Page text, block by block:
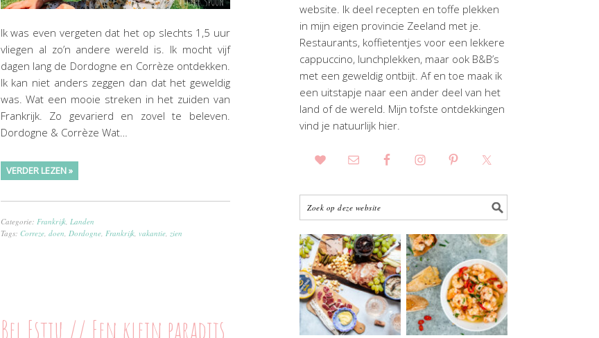
Ik was even vergeten dat het op slechts 1,5 uur
vliegen al zo’n andere wereld is. Ik mocht vijf
dagen lang de Dordogne en Corrèze ontdekken.
Ik kan niet anders zeggen dan dat het geweldig
was. Wat een mooie streken in het zuiden van
Frankrijk. Zo gevarierd en zovel te beleven.
Dordogne & Corrèze Wat…
VERDER LEZEN »
Categorie: Frankrijk, Landen
Tags: Correze, doen Dordogne, Frankrijk, vakantie, zien
Bel Estiu // Een klein paradijs
website. Ik deel recepten en toffe plekken
in mijn eigen provincie Zeeland met je.
Restaurants, koffietentjes voor een lekkere
cappuccino, lunchplekken, maar ook B&B’s
met een geweldig ontbijt. Af en toe maak ik
een uitstapje naar een ander deel van het
land of de wereld. Mijn tofste ontdekkingen
vind je natuurlijk hier.